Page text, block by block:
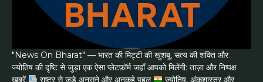
"News On Bharat" — भारत की मिट्टी की खुशबू, सत्य की शक्ति और
ज्योतिष की दृष्टि से जुड़ा एक ऐसा प्लेटफ़ॉर्म जहाँ आपको मिलेंगी: ताज़ा और निष्पक्ष
ख़बरें
राष्ट्र से जुड़े अनसुने और अनकहे पहलू
ज्योतिष, अंकशास्त्र और